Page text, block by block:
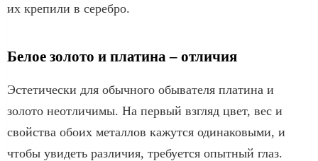
их крепили в серебро.
Белое золото и платина – отличия
Эстетически для обычного обывателя платина и
золото неотличимы. На первый взгляд цвет, вес и
свойства обоих металлов кажутся одинаковыми, и
чтобы увидеть различия, требуется опытный глаз.